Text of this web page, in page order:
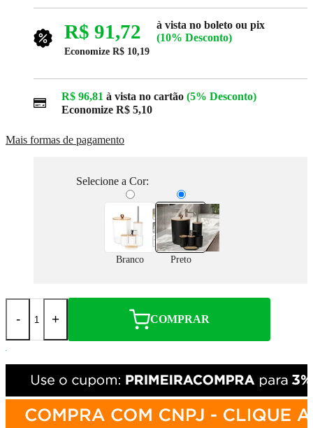
R$ 91,72
à vista no boleto ou pix
(10% Desconto)
Economize R$ 10,19
R$ 96,81 à vista no cartão (5% Desconto)
Economize R$ 5,10
Mais formas de pagamento
Selecione a Cor:
Branco Preto
- + COMPRAR